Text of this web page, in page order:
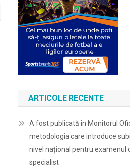
ARTICOLE RECENTE
A fost publicată în Monitorul
metodologia care introduce
nivel național pentru examenul
specialist